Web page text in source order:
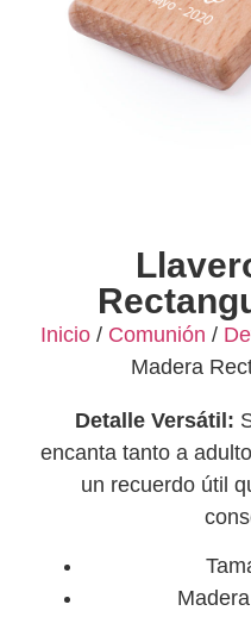
Inicio / Comunión /
Madera
Detalle Versátil:
encanta tanto a
un recuerdo útil